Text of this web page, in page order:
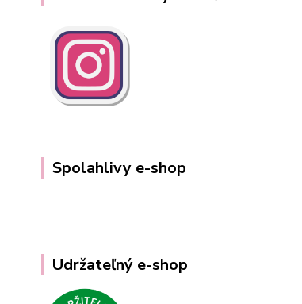
Spolahlivy e-shop
Udržateľný e-shop